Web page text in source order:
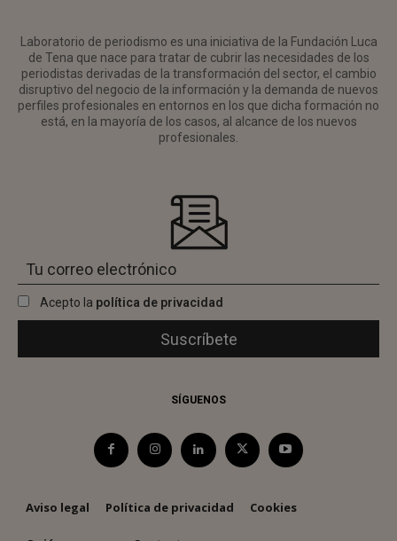
Laboratorio de periodismo es una iniciativa de la Fundación Luca
de Tena que nace para tratar de cubrir las necesidades de los
periodistas derivadas de la transformación del sector, el cambio
disruptivo del negocio de la información y la demanda de nuevos
perfiles profesionales en entornos en los que dicha formación no
está, en la mayoría de los casos, al alcance de los nuevos
profesionales.
Acepto la política de privacidad
SÍGUENOS
Aviso legal Política de privacidad Cookies